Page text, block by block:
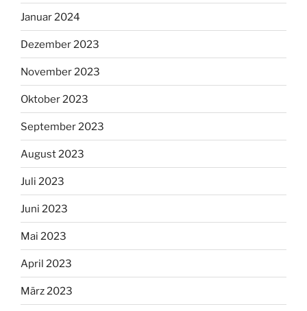
Januar 2024
Dezember 2023
November 2023
Oktober 2023
September 2023
August 2023
Juli 2023
Juni 2023
Mai 2023
April 2023
März 2023